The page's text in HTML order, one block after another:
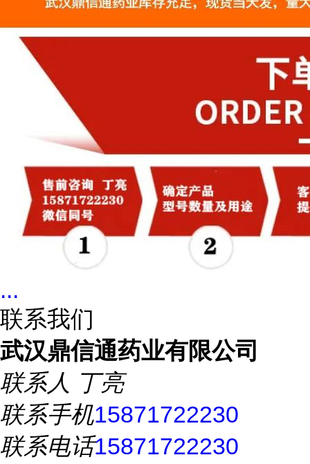
...
联系我们
武汉鼎信通药业有限公司
联系人 丁亮
联系手机15871722230
联系电话15871722230